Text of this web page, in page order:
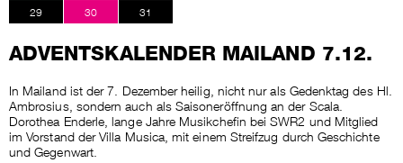
29
30 31
ADVENTSKALENDER MAILAND 7.12.
In Mailand ist der 7. Dezember heilig, nicht nur als Gedenktag des Hl.
Ambrosius, sondern auch als Saisoneröffnung an der Scala.
Dorothea Enderle, lange Jahre Musikchefin bei SWR2 und Mitglied
im Vorstand der Villa Musica, mit einem Streifzug durch Geschichte
und Gegenwart.